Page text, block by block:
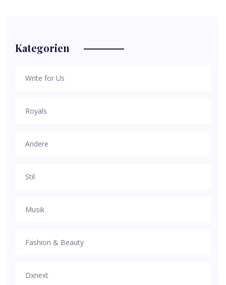
Kategorien
Write for Us
Royals
Andere
Stil
Musik
Fashion & Beauty
Dxnext